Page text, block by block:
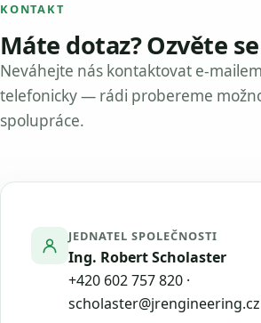
KONTAKT
Máte dotaz? Ozvěte
Neváhejte nás kontaktovat e-
telefonicky — rádi probereme
spolupráce.
JEDNATEL SPOLEČNOSTI
Ing. Robert Scholaster
+420 602 757 820 ·
scholaster@jrengineering.cz